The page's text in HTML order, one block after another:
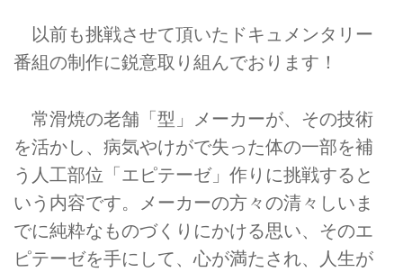
以前も挑戦させて頂いたドキュメンタリー
番組の制作に鋭意取り組んでおります！
常滑焼の老舗「型」メーカーが、その技術
を活かし、病気やけがで失った体の一部を補
う人工部位「エピテーゼ」作りに挑戦すると
いう内容です。メーカーの方々の清々しいま
でに純粋なものづくりにかける思い、そのエ
ピテーゼを手にして、心が満たされ、人生が